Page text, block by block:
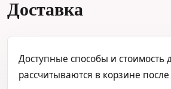
Доставка
Доступные способы и стоимость
рассчитываются в корзине